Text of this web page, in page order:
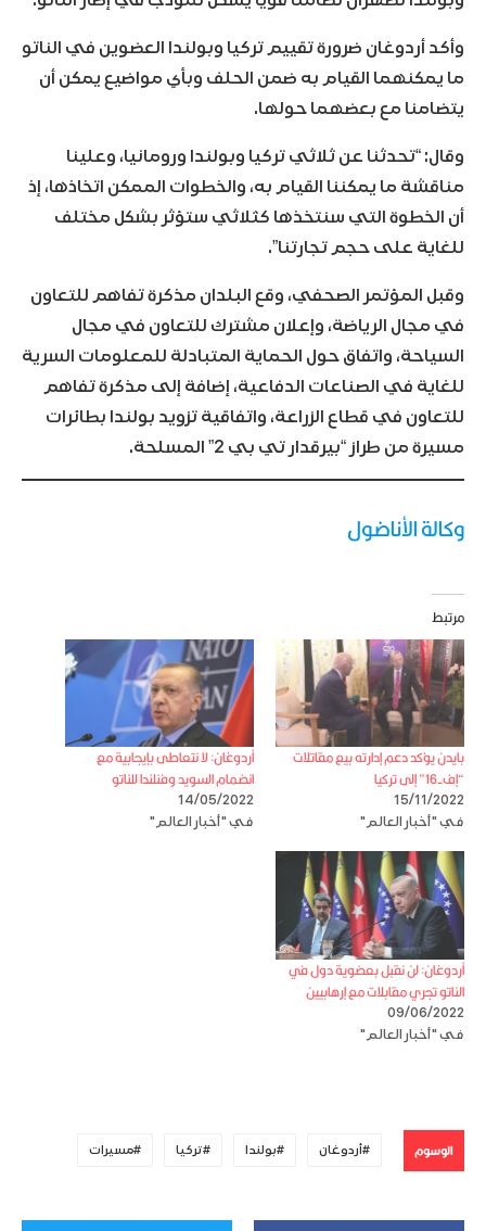
وأكد أردوغان ضرورة تقييم تركيا وبولندا العضوين في الناتو
ما يمكنهما القيام به ضمن الحلف وبأي مواضيع يمكن أن
يتضامنا مع بعضهما حولها.
وقال: “تحدثنا عن ثلاثي تركيا وبولندا ورومانيا، وعلينا
مناقشة ما يمكننا القيام به، والخطوات الممكن اتخاذها، إذ
أن الخطوة التي سنتخذها كثلاثي ستؤثر بشكل مختلف
للغاية على حجم تجارتنا”.
وقبل المؤتمر الصحفي، وقع البلدان مذكرة تفاهم للتعاون
في مجال الرياضة، وإعلان مشترك للتعاون في مجال
السياحة، واتفاق حول الحماية المتبادلة للمعلومات السرية
للغاية في الصناعات الدفاعية، إضافة إلى مذكرة تفاهم
للتعاون في قطاع الزراعة، واتفاقية تزويد بولندا بطائرات
مسيرة من طراز “بيرقدار تي بي 2” المسلحة.
وكالة الأناضول
مرتبط
بايدن يؤكد دعم إدارته بيع مقاتلات
“إف-16” إلى تركيا
15/11/2022
في "أخبار العالم"
أردوغان: لا نتعاطى بإيجابية مع
انضمام السويد وفنلندا للناتو
14/05/2022
في "أخبار العالم"
أردوغان: لن نقبل بعضوية دول في
الناتو تجري مقابلات مع إرهابيين
09/06/2022
في "أخبار العالم"
الوسوم أردوغان بولندا تركيا مسيرات